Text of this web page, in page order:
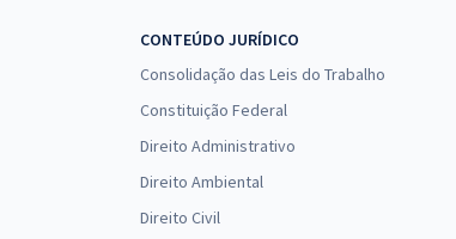
CONTEÚDO JURÍDICO
Consolidação das Leis do Trabalho
Constituição Federal
Direito Administrativo
Direito Ambiental
Direito Civil